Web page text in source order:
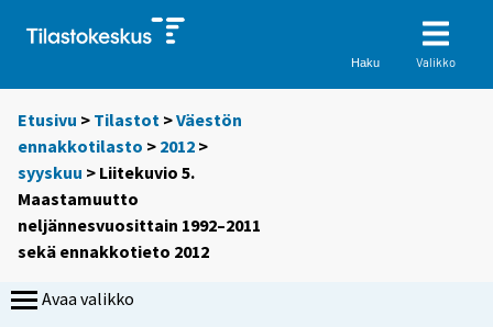
Haku Valikko
Etusivu > Tilastot >Väestön
ennakkotilasto > 2012 >
syyskuu > Liitekuvio 5.
Maastamuutto
neljännesvuosittain 1992–2011
sekä ennakkotieto 2012
Avaa valikko